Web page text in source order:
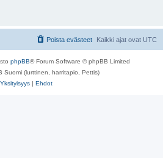
Kaikki ajat ovat UTC
Poista evästeet
phpBB® Forum Software © phpBB Limited
Suomi (lurttinen, harritapio, Pettis)
Yksityisyys | Ehdot